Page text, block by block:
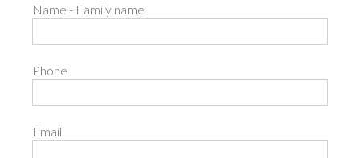
Name - Family name
Phone
Email